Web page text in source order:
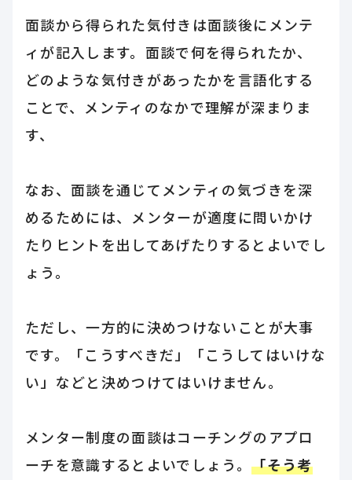
面談から得られた気付きは面談後にメンテ
ィが記入します。面談で何を得られたか、
どのような気付きがあったかを言語化する
ことで、メンティのなかで理解が深まりま
す、
なお、面談を通じてメンティの気づきを深
めるためには、メンターが適度に問いかけ
たりヒントを出してあげたりするとよいでし
ょう。
ただし、一方的に決めつけないことが大事
です。「こうすべきだ」「こうしてはいけな
い」などと決めつけてはいけません。
メンター制度の面談はコーチングのアプロ
ーチを意識するとよいでしょう。「そう考